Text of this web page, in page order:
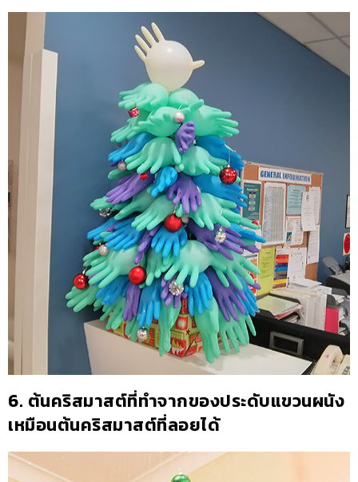
6. ต้นคริสมาสต์ที่ทำจากของประดับแขวนผนัง
เหมือนต้นคริสมาสต์ที่ลอยได้